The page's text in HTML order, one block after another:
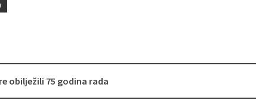
obilježili 75 godina rada